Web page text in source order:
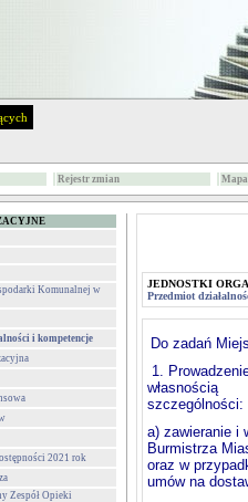
Rejestr zmian
Komunalnej w
i kompetencje
2021 rok
Zespół Opieki
JEDNOSTKI
Przedmiot
Do zadań
1.
własnością
szczególności:
a) zawieranie i
Burmistrza
oraz w
umów na